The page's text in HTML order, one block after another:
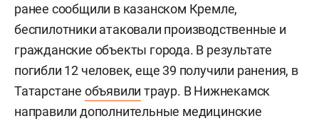
ранее сообщили в казанском Кремле,
беспилотники атаковали производственные и
гражданские объекты города. В результате
погибли 12 человек, еще 39 получили ранения, в
Татарстане объявили траур. В Нижнекамск
направили дополнительные медицинские